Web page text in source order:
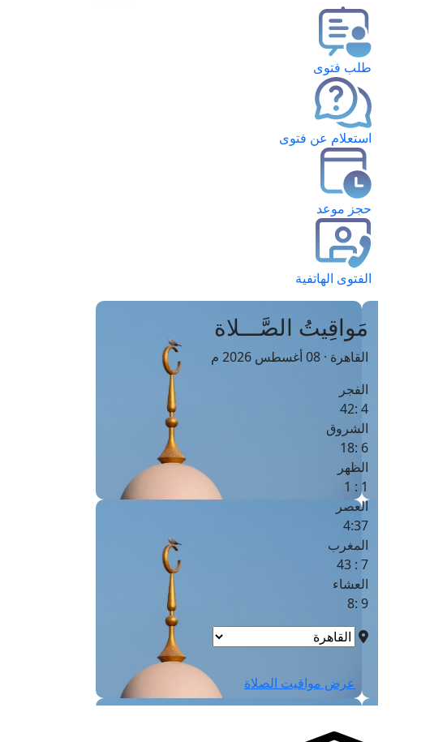
طلب فتوى
استعلام عن فتوى
حجز موعد
الفتوى الهاتفية
مَواقِيتُ الصَّـــلاة
القاهرة · 08 أغسطس 2026 م
الفجر
4 :42
الشروق
6 :18
الظهر
1 : 1
العصر
4:37
المغرب
7 : 43
العشاء
9 :8
عرض مواقيت الصلاة